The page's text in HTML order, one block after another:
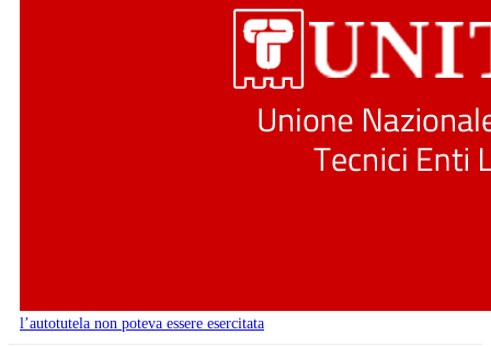
l’autotutela non poteva essere esercitata